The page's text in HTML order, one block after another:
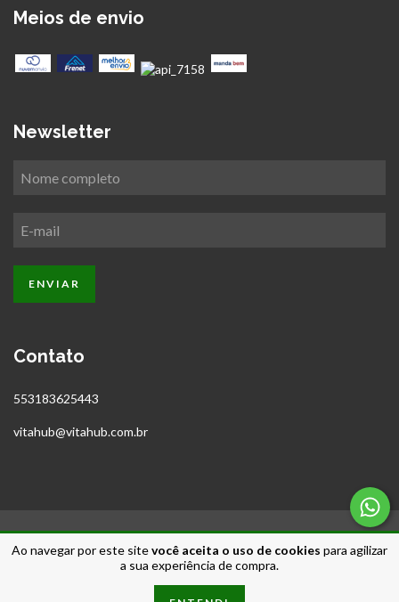
Ao navegar por este sitevocê aceita o uso de cookies para agilizar
a sua experiência de compra.
Meios de envio
Newsletter
Contato
553183625443
vitahub@vitahub.com.br
Copyright Vitahub - 37157597000192 - 2026. Todos os direitos reservados.